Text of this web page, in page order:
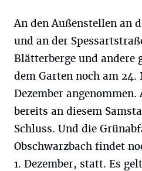
An den Außenstellen an
und an der
Blätterberge und andere
dem Garten noch am 24.
Dezember
bereits an diesem
Schluss. Und die
Obschwarzbach findet
1. Dezember, statt. Es